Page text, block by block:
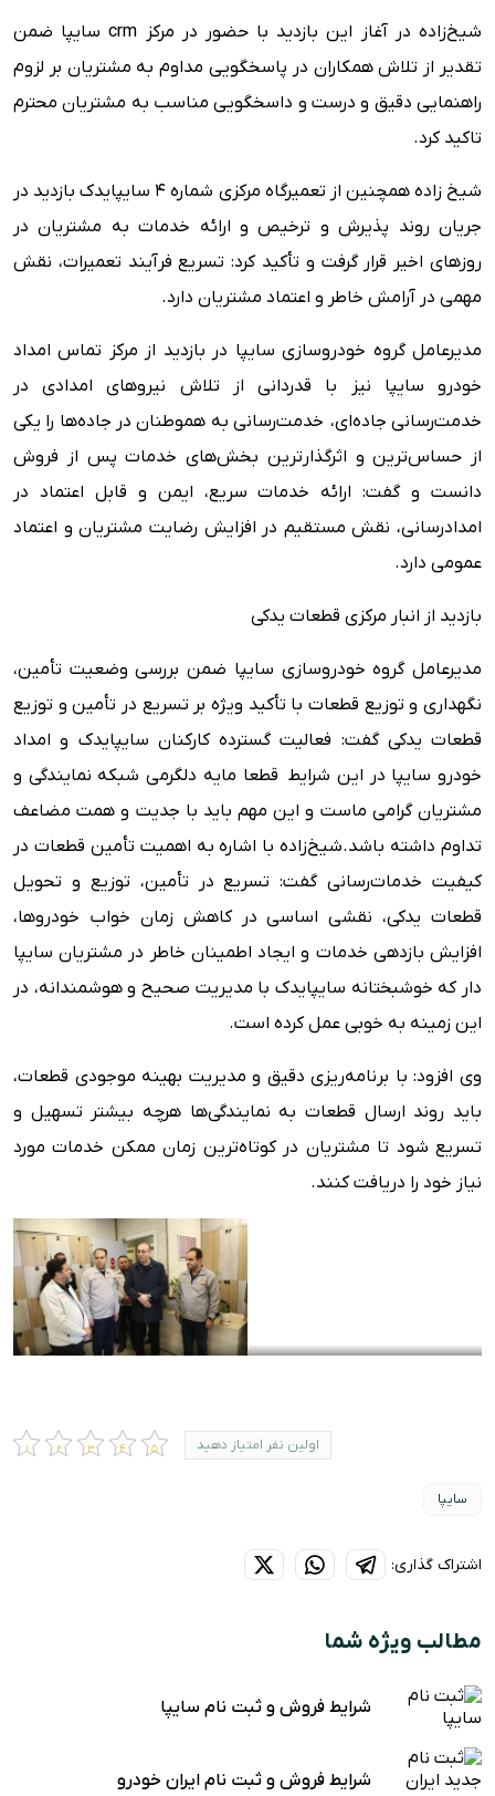
شیخ‌زاده در آغاز این بازدید با حضور در مرکز crm سایپا ضمن
تقدیر از تلاش همکاران در پاسخگویی مداوم به مشتریان بر لزوم
راهنمایی دقیق و درست و داسخگویی مناسب به مشتریان محترم
تاکید کرد.
شیخ زاده همچنین از تعمیرگاه مرکزی شماره ۴ سایپایدک بازدید در
جریان روند پذیرش و ترخیص و ارائه خدمات به مشتریان در
روزهای اخیر قرار گرفت و تأکید کرد: تسریع فرآیند تعمیرات، نقش
مهمی در آرامش خاطر و اعتماد مشتریان دارد.
مدیرعامل گروه خودروسازی سایپا در بازدید از مرکز تماس امداد
خودرو سایپا نیز با قدردانی از تلاش نیروهای امدادی در
خدمت‌رسانی جاده‌ای، خدمت‌رسانی به هموطنان در جاده‌ها را یکی
از حساس‌ترین و اثرگذارترین بخش‌های خدمات پس از فروش
دانست و گفت: ارائه خدمات سریع، ایمن و قابل اعتماد در
امدادرسانی، نقش مستقیم در افزایش رضایت مشتریان و اعتماد
عمومی دارد.
بازدید از انبار مرکزی قطعات یدکی
مدیرعامل گروه خودروسازی سایپا ضمن بررسی وضعیت تأمین،
نگهداری و توزیع قطعات با تأکید ویژه بر تسریع در تأمین و توزیع
قطعات یدکی گفت: فعالیت گسترده کارکنان سایپایدک و امداد
خودرو سایپا در این شرایط قطعا مایه دلگرمی شبکه نمایندگی‌ و
مشتریان گرامی ماست و این مهم باید با جدیت و همت مضاعف
تداوم داشته باشد.شیخ‌زاده با اشاره به اهمیت تأمین قطعات در
کیفیت خدمات‌رسانی گفت: تسریع در تأمین، توزیع و تحویل
قطعات یدکی، نقشی اساسی در کاهش زمان خواب خودروها،
افزایش بازدهی خدمات و ایجاد اطمینان خاطر در مشتریان سایپا
دار که خوشبختانه سایپایدک با مدیریت صحیح و هوشمندانه، در
این زمینه به خوبی عمل کرده است.
وی افزود: با برنامه‌ریزی دقیق و مدیریت بهینه موجودی قطعات،
باید روند ارسال قطعات به نمایندگی‌ها هرچه بیشتر تسهیل و
تسریع شود تا مشتریان در کوتاه‌ترین زمان ممکن خدمات مورد
نیاز خود را دریافت کنند.
اولین نفر امتیاز دهید
سایپا
اشتراک گذاری:
مطالب ویژه شما
شرایط فروش و ثبت نام سایپا
شرایط فروش و ثبت نام ایران خودرو